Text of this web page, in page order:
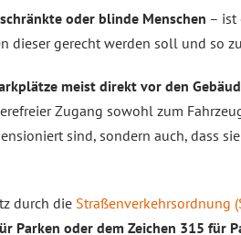
oder blinde Menschen – ist
dieser gerecht werden soll und so
meist direkt vor den
Zugang sowohl zum
sind, sondern auch, dass
durch die Straßenverkehrsordnung
Parken oder dem Zeichen 315 für